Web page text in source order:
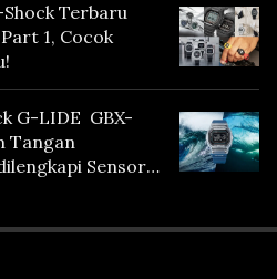
Shock Terbaru
1, Cocok
G-LIDE GBX-
Tangan
Sensor